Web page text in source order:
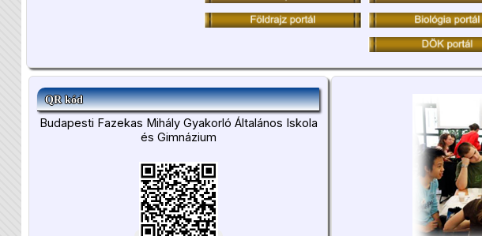
QR kód
Budapesti Fazekas Mihály Gyakorló Általános Iskola
és Gimnázium